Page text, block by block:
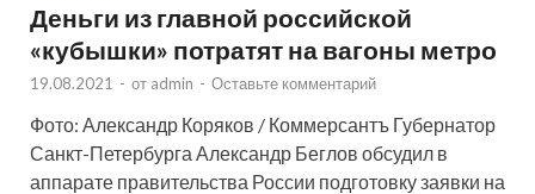
Деньги из главной российской
«кубышки» потратят на вагоны метро
19.08.2021 - от admin - Оставьте комментарий
Фото: Александр Коряков / Коммерсантъ Губернатор
Санкт-Петербурга Александр Беглов обсудил в
аппарате правительства России подготовку заявки на